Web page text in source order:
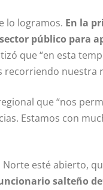
lo logramos. En la
público para
que “en esta
recorriendo nuestra
que “nos
Estamos con
Norte esté abierto,
salteño